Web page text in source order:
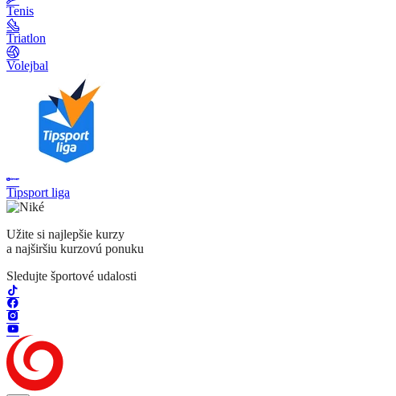
Tenis
Triatlon
Volejbal
Tipsport liga
Užite si najlepšie kurzy
a najširšiu kurzovú ponuku
Sledujte športové udalosti